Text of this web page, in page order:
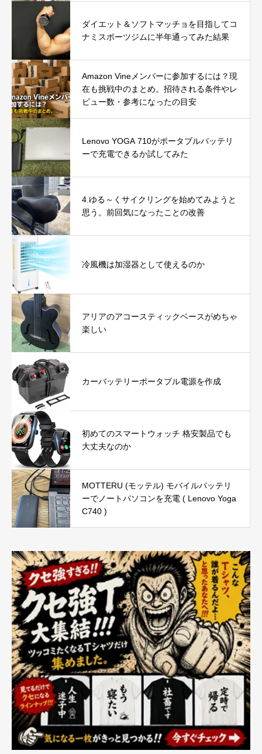
ダイエット＆ソフトマッチョを目指してコ
ナミスポーツジムに半年通ってみた結果
Amazon Vineメンバーに参加するには？現
在も挑戦中のまとめ。招待される条件やレ
ビュー数・参考になったの目安
Lenovo YOGA 710がポータブルバッテリ
ーで充電できるか試してみた
4.ゆる～くサイクリングを始めてみようと
思う。前回気になったことの改善
冷風機は加湿器として使えるのか
アリアのアコースティックベースがめちゃ
楽しい
カーバッテリーポータブル電源を作成
初めてのスマートウォッチ 格安製品でも
大丈夫なのか
MOTTERU (モッテル) モバイルバッテリ
ーでノートパソコンを充電 ( Lenovo Yoga
C740 )